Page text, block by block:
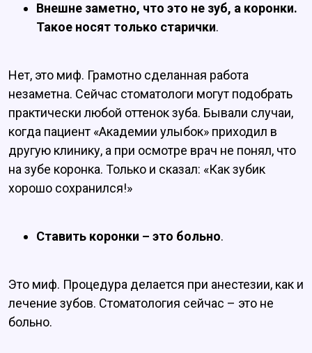
Внешне заметно, что это не зуб, а коронки.
Такое носят только старички.
Нет, это миф. Грамотно сделанная работа
незаметна. Сейчас стоматологи могут подобрать
практически любой оттенок зуба. Бывали случаи,
когда пациент «Академии улыбок» приходил в
другую клинику, а при осмотре врач не понял, что
на зубе коронка. Только и сказал: «Как зубик
хорошо сохранился!»
Ставить коронки – это больно.
Это миф. Процедура делается при анестезии, как и
лечение зубов. Стоматология сейчас – это не
больно.